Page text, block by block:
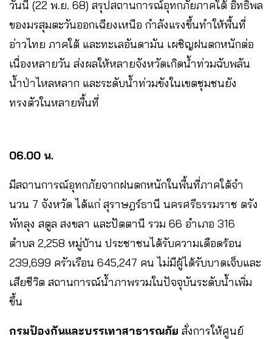
วันนี้ (22 พ.ย. 68) สรุปสถานการณ์อุทกภัยภาคใต้ อิทธิพล
ของมรสุมตะวันออกเฉียงเหนือ กำลังแรงขึ้นทำให้พื้นที่
อ่าวไทย ภาคใต้ และทะเลอันดามัน เผชิญฝนตกหนักต่อ
เนื่องหลายวัน ส่งผลให้หลายจังหวัดเกิดน้ำท่วมฉับพลัน
น้ำป่าไหลหลาก และระดับน้ำท่วมขังในเขตชุมชนยัง
ทรงตัวในหลายพื้นที่
06.00 น.
มีสถานการณ์อุทกภัยจากฝนตกหนักในพื้นที่ภาคใต้จํา
นวน 7 จังหวัด ได้แก่ สุราษฎร์ธานี นครศรีธรรมราช ตรัง
พัทลุง สตูล สงขลา และปัตตานี รวม 66 อําเภอ 316
ตําบล 2,258 หมู่บ้าน ประชาชนได้รับความเดือดร้อน
239,699 ครัวเรือน 645,247 คน ไม่มีผู้ได้รับบาดเจ็บและ
เสียชีวิต สถานการณ์น้ําภาพรวมในปัจจุบันระดับน้ําเพิ่ม
ขึ้น
กรมป้องกันและบรรเทาสาธารณภัย สั่งการให้ศูนย์